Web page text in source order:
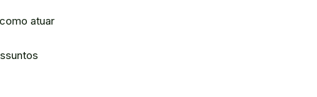
atuar